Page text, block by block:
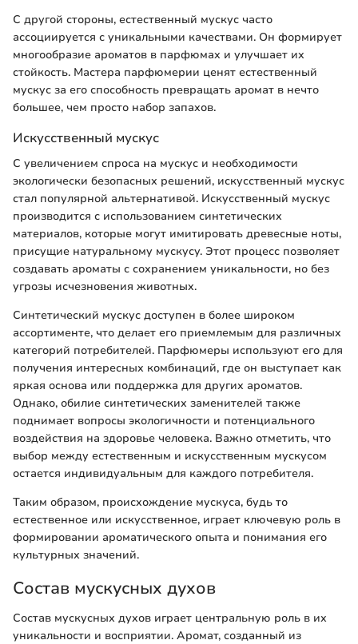
С другой стороны, естественный мускус часто
ассоциируется с уникальными качествами. Он формирует
многообразие ароматов в парфюмах и улучшает их
стойкость. Мастера парфюмерии ценят естественный
мускус за его способность превращать аромат в нечто
большее, чем просто набор запахов.
Искусственный мускус
С увеличением спроса на мускус и необходимости
экологически безопасных решений, искусственный мускус
стал популярной альтернативой. Искусственный мускус
производится с использованием синтетических
материалов, которые могут имитировать древесные ноты,
присущие натуральному мускусу. Этот процесс позволяет
создавать ароматы с сохранением уникальности, но без
угрозы исчезновения животных.
Синтетический мускус доступен в более широком
ассортименте, что делает его приемлемым для различных
категорий потребителей. Парфюмеры используют его для
получения интересных комбинаций, где он выступает как
яркая основа или поддержка для других ароматов.
Однако, обилие синтетических заменителей также
поднимает вопросы экологичности и потенциального
воздействия на здоровье человека. Важно отметить, что
выбор между естественным и искусственным мускусом
остается индивидуальным для каждого потребителя.
Таким образом, происхождение мускуса, будь то
естественное или искусственное, играет ключевую роль в
формировании ароматического опыта и понимания его
культурных значений.
Состав мускусных духов
Состав мускусных духов играет центральную роль в их
уникальности и восприятии. Аромат, созданный из